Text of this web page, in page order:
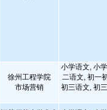
徐州工程学院
市场营销
小学语文, 小
二语文, 初一
初三语文, 初